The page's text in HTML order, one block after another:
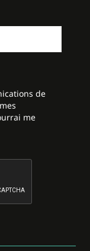
de
me